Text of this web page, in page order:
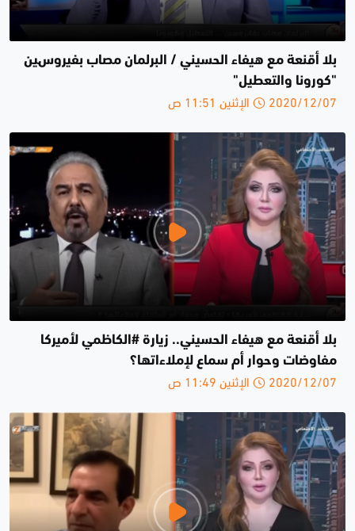
بلا أقنعة مع هيفاء الحسيني / البرلمان مصاب بفيروسين
"كورونا والتعطيل"
2020/12/07 الإثنين 11:51 ص
بلا أقنعة مع هيفاء الحسيني.. زيارة #الكاظمي لأميركا
مفاوضات وحوار أم سماع لإملاءاتها؟
2020/12/07 الإثنين 11:49 ص